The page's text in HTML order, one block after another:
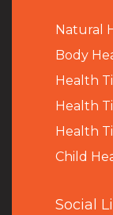
Natural
Body
Health
Health
Health
Child
Social